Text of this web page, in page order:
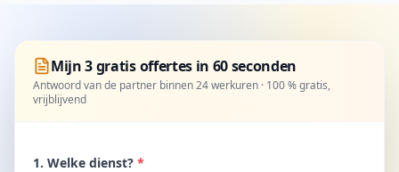
Mijn 3 gratis offertes in 60 seconden
Antwoord van de partner binnen 24 werkuren · 100 % gratis,
vrijblijvend
1. Welke dienst? *